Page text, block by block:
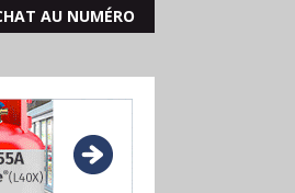
AU NUMÉRO